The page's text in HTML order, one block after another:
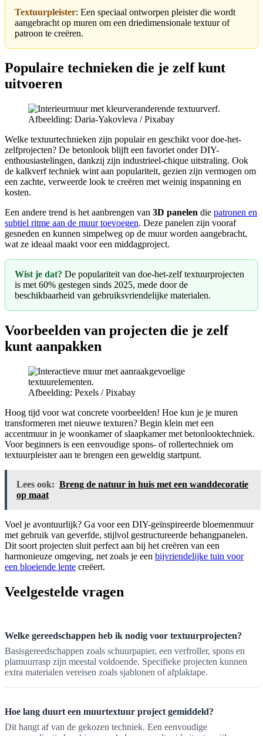
Textuurpleister: Een speciaal ontworpen pleister die wordt
aangebracht op muren om een driedimensionale textuur of
patroon te creëren.
Populaire technieken die je zelf kunt
uitvoeren
Afbeelding: Daria-Yakovleva / Pixabay
Welke textuurtechnieken zijn populair en geschikt voor doe-het-
zelfprojecten? De betonlook blijft een favoriet onder DIY-
enthousiastelingen, dankzij zijn industrieel-chique uitstraling. Ook
de kalkverf techniek wint aan populariteit, gezien zijn vermogen om
een zachte, verweerde look te creëren met weinig inspanning en
kosten.
Een andere trend is het aanbrengen van 3D panelen die patronen en
subtiel ritme aan de muur toevoegen. Deze panelen zijn vooraf
gesneden en kunnen simpelweg op de muur worden aangebracht,
wat ze ideaal maakt voor een middagproject.
Wist je dat? De populariteit van doe-het-zelf textuurprojecten
is met 60% gestegen sinds 2025, mede door de
beschikbaarheid van gebruiksvriendelijke materialen.
Voorbeelden van projecten die je zelf
kunt aanpakken
Afbeelding: Pexels / Pixabay
Hoog tijd voor wat concrete voorbeelden! Hoe kun je je muren
transformeren met nieuwe texturen? Begin klein met een
accentmuur in je woonkamer of slaapkamer met betonlooktechniek.
Voor beginners is een eenvoudige spons- of rollertechniek om
textuurpleister aan te brengen een geweldig startpunt.
Lees ook: Breng de natuur in huis met een wanddecoratie
op maat
Voel je avontuurlijk? Ga voor een DIY-geïnspireerde bloemenmuur
met gebruik van geverfde, stijlvol gestructureerde behangpanelen.
Dit soort projecten sluit perfect aan bij het creëren van een
harmonieuze omgeving, net zoals je een bijvriendelijke tuin voor
een bloeiende lente creëert.
Veelgestelde vragen
Welke gereedschappen heb ik nodig voor textuurprojecten?
Basisgereedschappen zoals schuurpapier, een verfroller, spons en
plamuurrasp zijn meestal voldoende. Specifieke projecten kunnen
extra materialen vereisen zoals sjablonen of afplaktape.
Hoe lang duurt een muurtextuur project gemiddeld?
Dit hangt af van de gekozen techniek. Een eenvoudige